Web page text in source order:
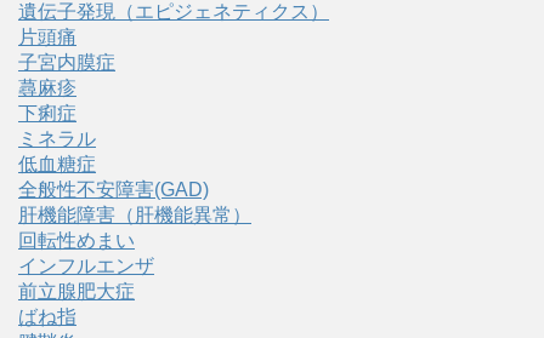
遺伝子発現（エピジェネティクス）
片頭痛
子宮内膜症
蕁麻疹
下痢症
ミネラル
低血糖症
全般性不安障害(GAD)
肝機能障害（肝機能異常）
回転性めまい
インフルエンザ
前立腺肥大症
ばね指